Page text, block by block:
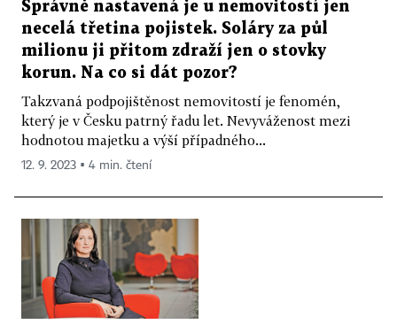
Správně nastavená je u nemovitostí jen
necelá třetina pojistek. Soláry za půl
milionu ji přitom zdraží jen o stovky
korun. Na co si dát pozor?
Takzvaná podpojištěnost nemovitostí je fenomén,
který je v Česku patrný řadu let. Nevyváženost mezi
hodnotou majetku a výší případného...
12. 9. 2023 ▪ 4 min. čtení